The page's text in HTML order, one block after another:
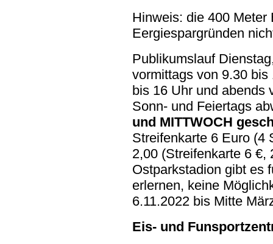
Hinweis: die 400 Meter
Eergiespargründen
Publikumslauf
vormittags von 9.30
bis 16 Uhr und abends
Sonn- und Feiertags
und MITTWOCH
Streifenkarte 6 Euro (4
2,00 (Streifenkarte 6 €,
Ostparkstadion gibt es
erlernen, keine
6.11.2022 bis Mitte
Eis- und